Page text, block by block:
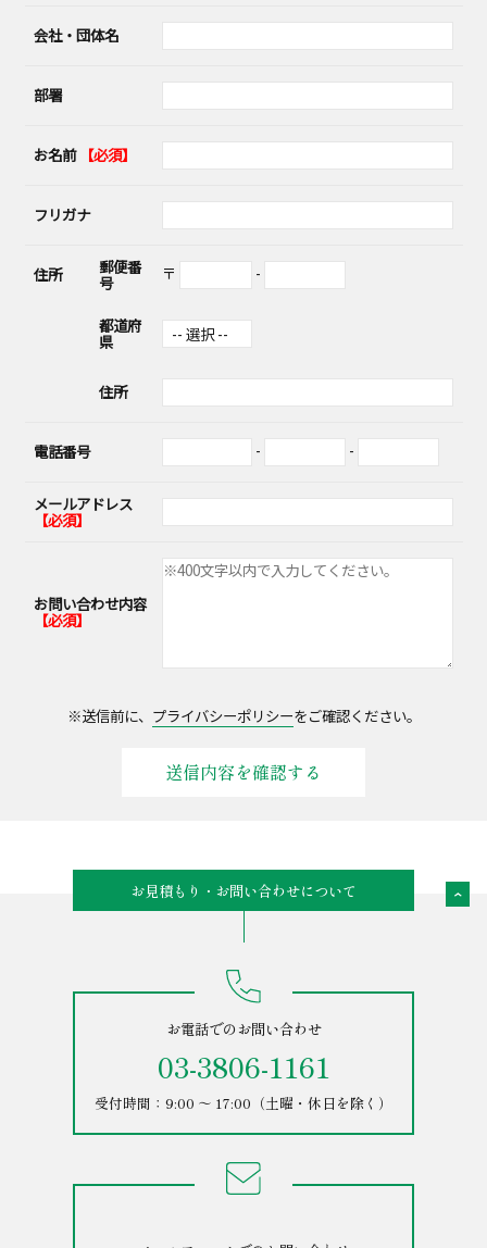
会社・団体名
部署
お名前 【必須】
フリガナ
住所 郵便番
号 〒 -
都道府
県
住所
電話番号 - -
メールアドレス
【必須】
お問い合わせ内容
【必須】
※送信前に、 プライバシーポリシーをご確認ください。
お見積もり・お問い合わせについて
お電話でのお問い合わせ
03-3806-1161
受付時間：9:00 ～ 17:00（土曜・休日を除く）